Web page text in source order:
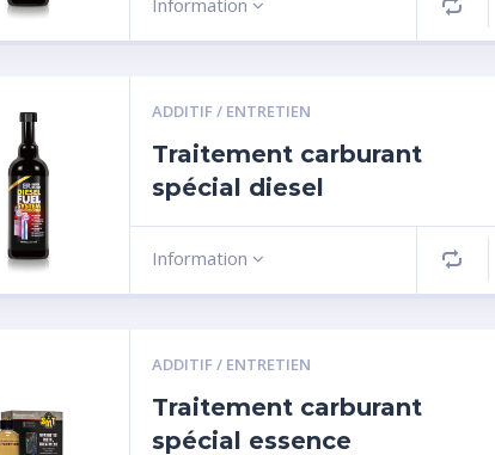
Information
ADDITIF / ENTRETIEN
Traitement carburant
spécial diesel
Information
ADDITIF / ENTRETIEN
Traitement carburant
spécial essence